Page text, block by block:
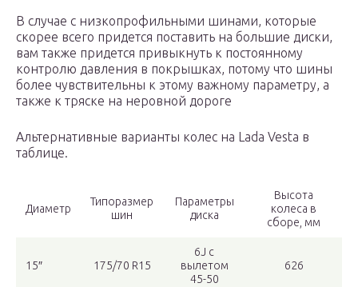
В случае с низкопрофильными шинами, которые
скорее всего придется поставить на большие диски,
вам также придется привыкнуть к постоянному
контролю давления в покрышках, потому что шины
более чувствительны к этому важному параметру, а
также к тряске на неровной дороге
Альтернативные варианты колес на Lada Vesta в
таблице.
Диаметр
Типоразмер
шин
Параметры
диска
Высота
колеса в
сборе, мм
15″ 175/70 R15
6J с
вылетом
45-50
626